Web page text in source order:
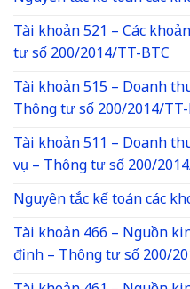
Tài khoản 521 – Các
tư số 200/2014/TT-BTC
Tài khoản 515 – Doanh
Thông tư số 200/2014/
Tài khoản 511 – Doanh
vụ – Thông tư số 200/
Nguyên tắc kế toán các
Tài khoản 466 – Nguồn
định – Thông tư số 200/